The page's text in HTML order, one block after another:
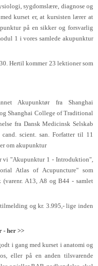
sygdomslære, diagnose og
kurset er, at kursisten lærer at
på en sikker og forsvarlig
1 i vores samlede akupunktur
Hertil kommer 23 lektioner som
Akupunktør fra Shanghai
Shanghai College of Traditional
fra Dansk Medicinsk Selskab
scient. san. Forfatter til 11
om akupunktur
vi "Akupunktur 1 - Introduktion",
Atlas of Acupuncture" som
(varenr. A13, A8 og B44 - samlet
og kr. 3.995,- lige inden
- her >>
i gang med kurset i anatomi og
eller på en anden tilsvarende